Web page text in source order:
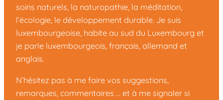
soins naturels, la naturopathie, la méditation,
l’écologie, le développement durable. Je suis
luxembourgeoise, habite au sud du Luxembourg et
je parle luxembourgeois, français, allemand et
anglais.
N’hésitez pas à me faire vos suggestions,
remarques, commentaires … et à me signaler si